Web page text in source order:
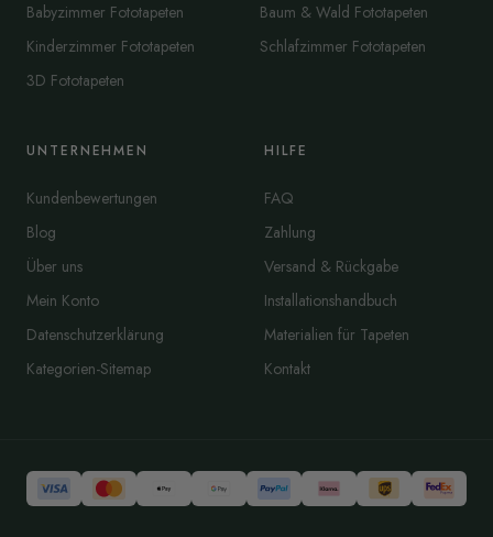
Babyzimmer Fototapeten
Kinderzimmer Fototapeten
3D Fototapeten
Baum & Wald Fototapeten
Schlafzimmer Fototapeten
UNTERNEHMEN
Kundenbewertungen
Blog
Über uns
Mein Konto
Datenschutzerklärung
Kategorien-Sitemap
HILFE
FAQ
Zahlung
Versand & Rückgabe
Installationshandbuch
Materialien für Tapeten
Kontakt